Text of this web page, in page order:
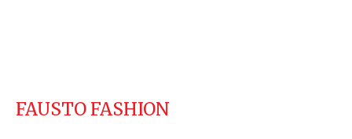
FAUSTO FASHION